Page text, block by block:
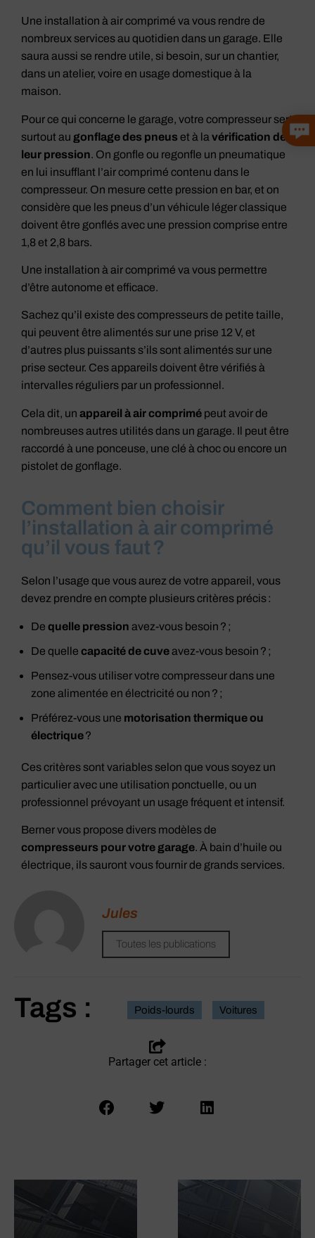
Une installation à air comprimé va vous rendre de
nombreux services au quotidien dans un garage. Elle
saura aussi se rendre utile, si besoin, sur un chantier,
dans un atelier, voire en usage domestique à la
maison.
Pour ce qui concerne le garage, votre compresseur sert
surtout au gonflage des pneus et à la vérification de
leur pression. On gonfle ou regonfle un pneumatique
en lui insufflant l’air comprimé contenu dans le
compresseur. On mesure cette pression en bar, et on
considère que les pneus d’un véhicule léger classique
doivent être gonflés avec une pression comprise entre
1,8 et 2,8 bars.
Une installation à air comprimé va vous permettre
d’être autonome et efficace.
Sachez qu’il existe des compresseurs de petite taille,
qui peuvent être alimentés sur une prise 12 V, et
d’autres plus puissants s’ils sont alimentés sur une
prise secteur. Ces appareils doivent être vérifiés à
intervalles réguliers par un professionnel.
Cela dit, un appareil à air comprimé peut avoir de
nombreuses autres utilités dans un garage. Il peut être
raccordé à une ponceuse, une clé à choc ou encore un
pistolet de gonflage.
Comment bien choisir
l’installation à air comprimé
qu’il vous faut ?
Selon l’usage que vous aurez de votre appareil, vous
devez prendre en compte plusieurs critères précis :
De quelle pression avez-vous besoin ? ;
De quelle capacité de cuveavez-vous besoin ? ;
Pensez-vous utiliser votre compresseur dans une
zone alimentée en électricité ou non ? ;
Préférez-vous une motorisation thermique ou
électrique?
Ces critères sont variables selon que vous soyez un
particulier avec une utilisation ponctuelle, ou un
professionnel prévoyant un usage fréquent et intensif.
Berner vous propose divers modèles de
compresseurs pour votre garage. À bain d’huile ou
électrique, ils sauront vous fournir de grands services.
Jules
Toutes les publications
Tags : Poids-lourds Voitures
Partager cet article :